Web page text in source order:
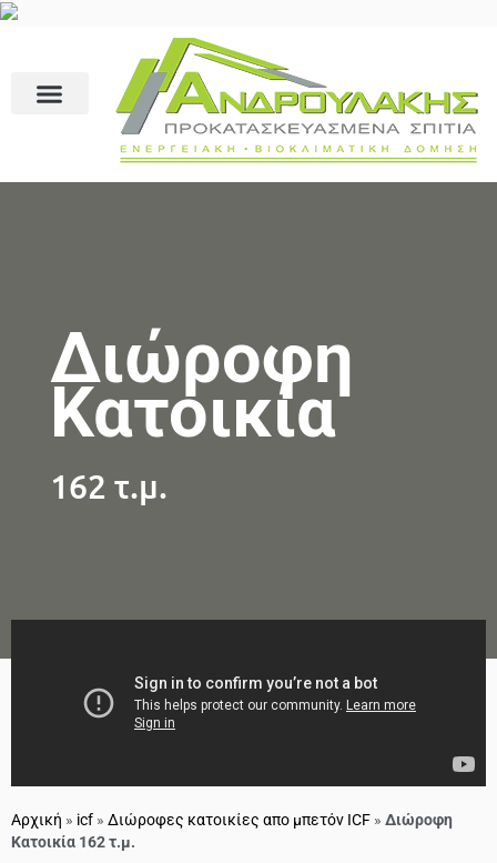
Διώροφη
Κατοικία
162 τ.μ.
Αρχική » icf » Διώροφες κατοικίες απο μπετόν ICF » Διώροφη
Κατοικία 162 τ.μ.